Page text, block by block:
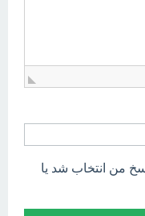
من انتخاب شد یا